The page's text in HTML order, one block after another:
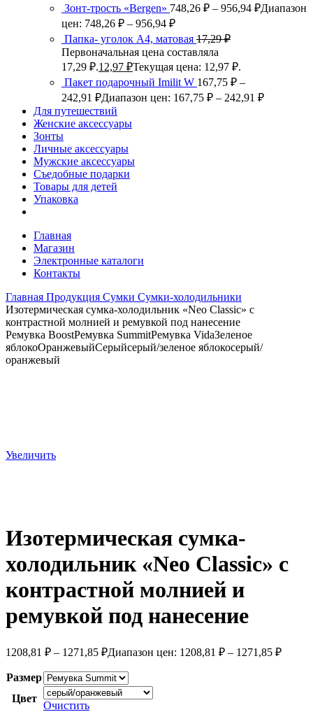
Зонт-трость «Bergen» 748,26 ₽ – 956,94 ₽Диапазон
цен: 748,26 ₽ – 956,94 ₽
Папка- уголок А4, матовая 17,29₽
Первоначальная цена составляла
17,29 ₽.12,97 ₽Текущая цена: 12,97 ₽.
Пакет подарочный Imilit W 167,75 ₽ –
242,91 ₽Диапазон цен: 167,75 ₽ – 242,91 ₽
Для путешествий
Женские аксессуары
Зонты
Личные аксессуары
Мужские аксессуары
Съедобные подарки
Товары для детей
Упаковка
Главная
Магазин
Электронные каталоги
Контакты
Главная Продукция Сумки Сумки-холодильники
Изотермическая сумка-холодильник «Neo Classic» c
контрастной молнией и ремувкой под нанесение
Ремувка BoostРемувка SummitРемувка VidaЗеленое
яблокоОранжевыйСерыйсерый/зеленое яблокосерый/
оранжевый
Увеличить
Изотермическая сумка-
холодильник «Neo Classic» c
контрастной молнией и
ремувкой под нанесение
1208,81 ₽ – 1271,85 ₽Диапазон цен: 1208,81 ₽ – 1271,85 ₽
Размер
Цвет
Очистить